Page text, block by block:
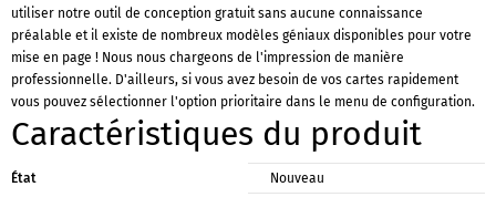
utiliser notre outil de conception gratuit sans aucune connaissance
préalable et il existe de nombreux modèles géniaux disponibles pour votre
mise en page ! Nous nous chargeons de l'impression de manière
professionnelle. D'ailleurs, si vous avez besoin de vos cartes rapidement
vous pouvez sélectionner l'option prioritaire dans le menu de configuration.
Caractéristiques du produit
État
Nouveau